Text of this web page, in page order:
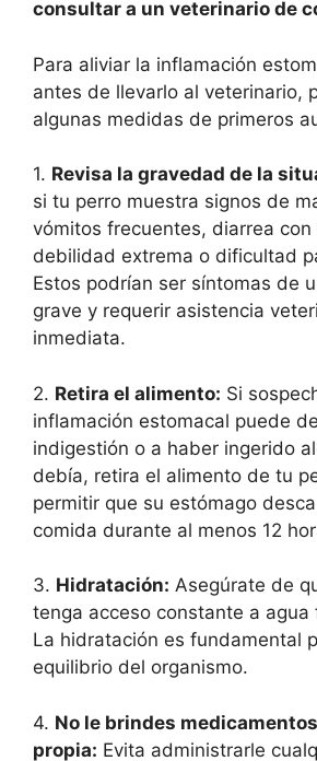
consultar a un veterinario de
Para aliviar la inflamación
antes de llevarlo al veterinario,
algunas medidas de primeros
1. Revisa la gravedad de la
si tu perro muestra signos de
vómitos frecuentes, diarrea con
debilidad extrema o dificultad
Estos podrían ser síntomas de
grave y requerir asistencia
inmediata.
2. Retira el alimento: Si
inflamación estomacal puede
indigestión o a haber ingerido
debía, retira el alimento de tu
permitir que su estómago
comida durante al menos 12
3. Hidratación: Asegúrate de
tenga acceso constante a agua
La hidratación es fundamental
equilibrio del organismo.
4. No le brindes
propia: Evita administrarle